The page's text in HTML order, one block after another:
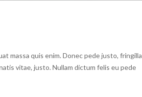
massa quis enim. Donec pede justo, fringilla
vitae, justo. Nullam dictum felis eu pede